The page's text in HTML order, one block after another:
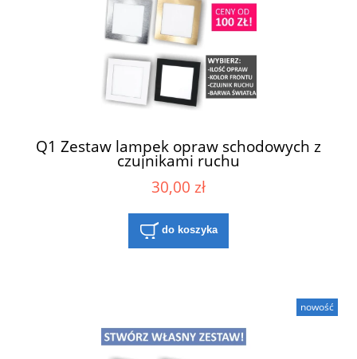
Q1 Zestaw lampek opraw schodowych z
czujnikami ruchu
30,00 zł
do koszyka
nowość